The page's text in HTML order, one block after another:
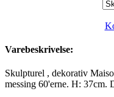
Varebeskrivelse:
Skulpturel , dekorativ
messing 60'erne. H: 37cm.